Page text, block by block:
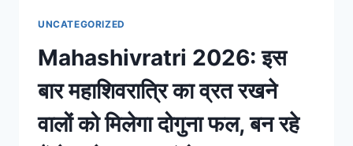
UNCATEGORIZED
Mahashivratri 2026: इस
बार महाशिवरात्रि का व्रत रखने
वालों को मिलेगा दोगुना फल, बन रहे